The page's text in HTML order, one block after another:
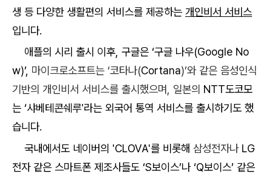
생 등 다양한 생활편의 서비스를 제공하는 개인비서 서비스
입니다.
애플의 시리 출시 이후, 구글은 ‘구글 나우(Google No
w)’, 마이크로소프트는 ‘코타나(Cortana)’와 같은 음성인식
기반의 개인비서 서비스를 출시했으며, 일본의 NTT도코모
는 ‘샤베테콘쉐루'라는 외국어 통역 서비스를 출시하기도 했
습니다.
국내에서도 네이버의 'CLOVA'를 비롯해 삼성전자나 LG
전자 같은 스마트폰 제조사들도 ‘S보이스’나 ‘Q보이스’ 같은